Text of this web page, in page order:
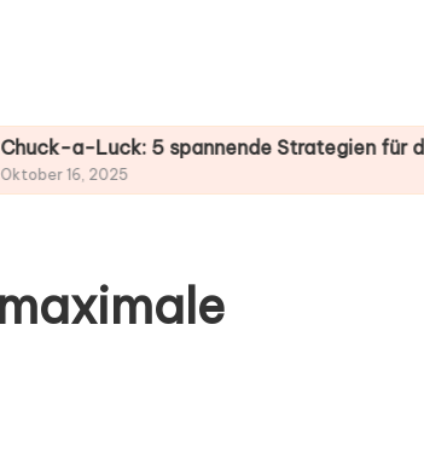
5 spannende Strategien für deinen Gewinn!